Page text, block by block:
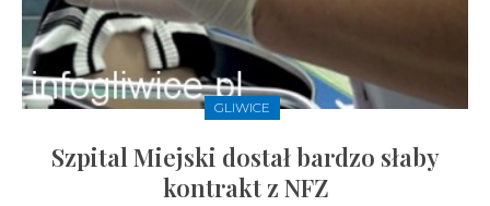
GLIWICE
Szpital Miejski dostał bardzo słaby
kontrakt z NFZ